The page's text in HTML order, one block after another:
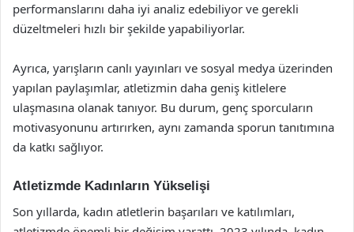
performanslarını daha iyi analiz edebiliyor ve gerekli
düzeltmeleri hızlı bir şekilde yapabiliyorlar.
Ayrıca, yarışların canlı yayınları ve sosyal medya üzerinden
yapılan paylaşımlar, atletizmin daha geniş kitlelere
ulaşmasına olanak tanıyor. Bu durum, genç sporcuların
motivasyonunu artırırken, aynı zamanda sporun tanıtımına
da katkı sağlıyor.
Atletizmde Kadınların Yükselişi
Son yıllarda, kadın atletlerin başarıları ve katılımları,